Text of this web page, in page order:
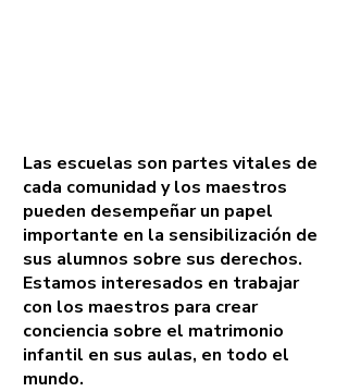
Las escuelas son partes vitales de
cada comunidad y los maestros
pueden desempeñar un papel
importante en la sensibilización de
sus alumnos sobre sus derechos.
Estamos interesados en trabajar
con los maestros para crear
conciencia sobre el matrimonio
infantil en sus aulas, en todo el
mundo.